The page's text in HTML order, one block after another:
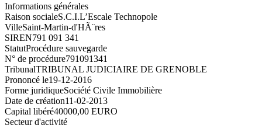
Informations générales
Raison socialeS.C.I.L’Escale Technopole
VilleSaint-Martin-d'HÃ¨res
SIREN791 091 341
StatutProcédure sauvegarde
N° de procédure791091341
TribunalTRIBUNAL JUDICIAIRE DE GRENOBLE
Prononcé le19-12-2016
Forme juridiqueSociété Civile Immobilière
Date de création11-02-2013
Capital libéré40000,00 EURO
Secteur d'activité